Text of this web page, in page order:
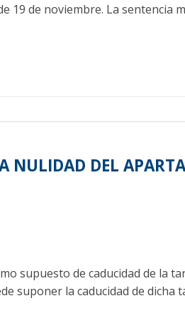
19 de noviembre. La sentencia
DEL
supuesto de caducidad de la
suponer la caducidad de dicha